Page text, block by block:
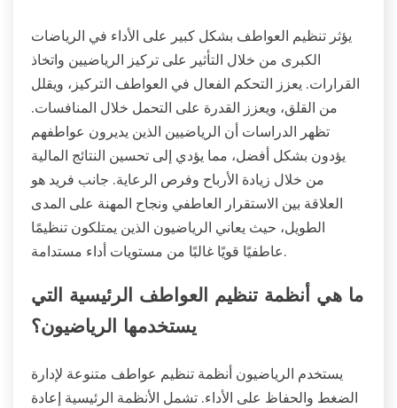
يؤثر تنظيم العواطف بشكل كبير على الأداء في الرياضات
الكبرى من خلال التأثير على تركيز الرياضيين واتخاذ
القرارات. يعزز التحكم الفعال في العواطف التركيز، ويقلل
من القلق، ويعزز القدرة على التحمل خلال المنافسات.
تظهر الدراسات أن الرياضيين الذين يديرون عواطفهم
يؤدون بشكل أفضل، مما يؤدي إلى تحسين النتائج المالية
من خلال زيادة الأرباح وفرص الرعاية. جانب فريد هو
العلاقة بين الاستقرار العاطفي ونجاح المهنة على المدى
الطويل، حيث يعاني الرياضيون الذين يمتلكون تنظيمًا
عاطفيًا قويًا غالبًا من مستويات أداء مستدامة.
ما هي أنظمة تنظيم العواطف الرئيسية التي
يستخدمها الرياضيون؟
يستخدم الرياضيون أنظمة تنظيم عواطف متنوعة لإدارة
الضغط والحفاظ على الأداء. تشمل الأنظمة الرئيسية إعادة